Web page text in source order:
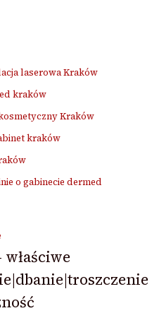
laserowa Kraków
kraków
Kraków
kraków
o gabinecie dermed